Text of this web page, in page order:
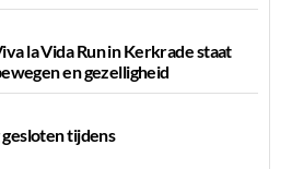
la Vida Run in Kerkrade staat
en gezelligheid
tijdens